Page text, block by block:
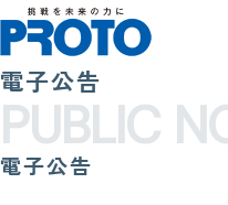
電子公告
PUBLIC
電子公告